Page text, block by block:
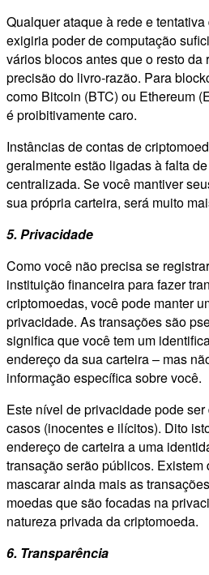
Qualquer ataque à rede e
exigiria poder de computação
vários blocos antes que o resto da
precisão do livro-razão. Para
como Bitcoin (BTC) ou Ethereum
é proibitivamente caro.
Instâncias de contas de
geralmente estão ligadas à falta
centralizada. Se você mantiver
sua própria carteira, será muito
5. Privacidade
Como você não precisa se
instituição financeira para fazer
criptomoedas, você pode manter
privacidade. As transações são
significa que você tem um
endereço da sua carteira – mas
informação específica sobre você.
Este nível de privacidade pode
casos (inocentes e ilícitos). Dito
endereço de carteira a uma
transação serão públicos.
mascarar ainda mais as
moedas que são focadas na
natureza privada da criptomoeda.
6. Transparência